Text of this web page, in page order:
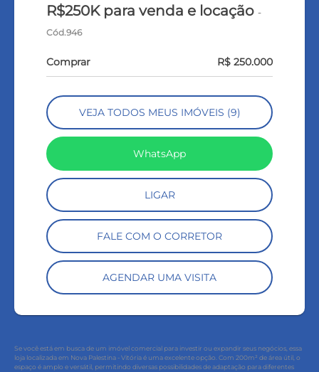
R$250K para venda e locação -
Cód.946
Comprar R$ 250.000
VEJA TODOS MEUS IMÓVEIS (9)
WhatsApp
LIGAR
FALE COM O CORRETOR
AGENDAR UMA VISITA
Se você está em busca de um imóvel comercial para investir ou expandir seus negócios, essa
loja localizada em Nova Palestina - Vitória é uma excelente opção. Com 200m² de área útil, o
espaço é amplo e versátil, permitindo diversas possibilidades de adaptação para diferentes